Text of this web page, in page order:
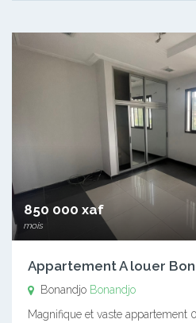
850 000 xaf
mois
Appartement A louer
Bonandjo Bonandjo
Magnifique et vaste appartement